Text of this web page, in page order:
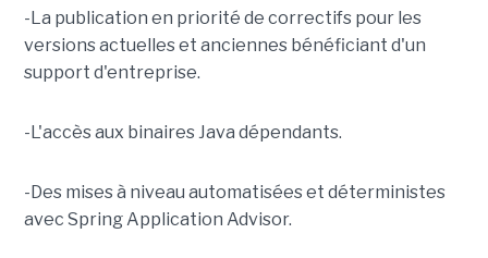
-La publication en priorité de correctifs pour les
versions actuelles et anciennes bénéficiant d'un
support d'entreprise.
-L'accès aux binaires Java dépendants.
-Des mises à niveau automatisées et déterministes
avec Spring Application Advisor.